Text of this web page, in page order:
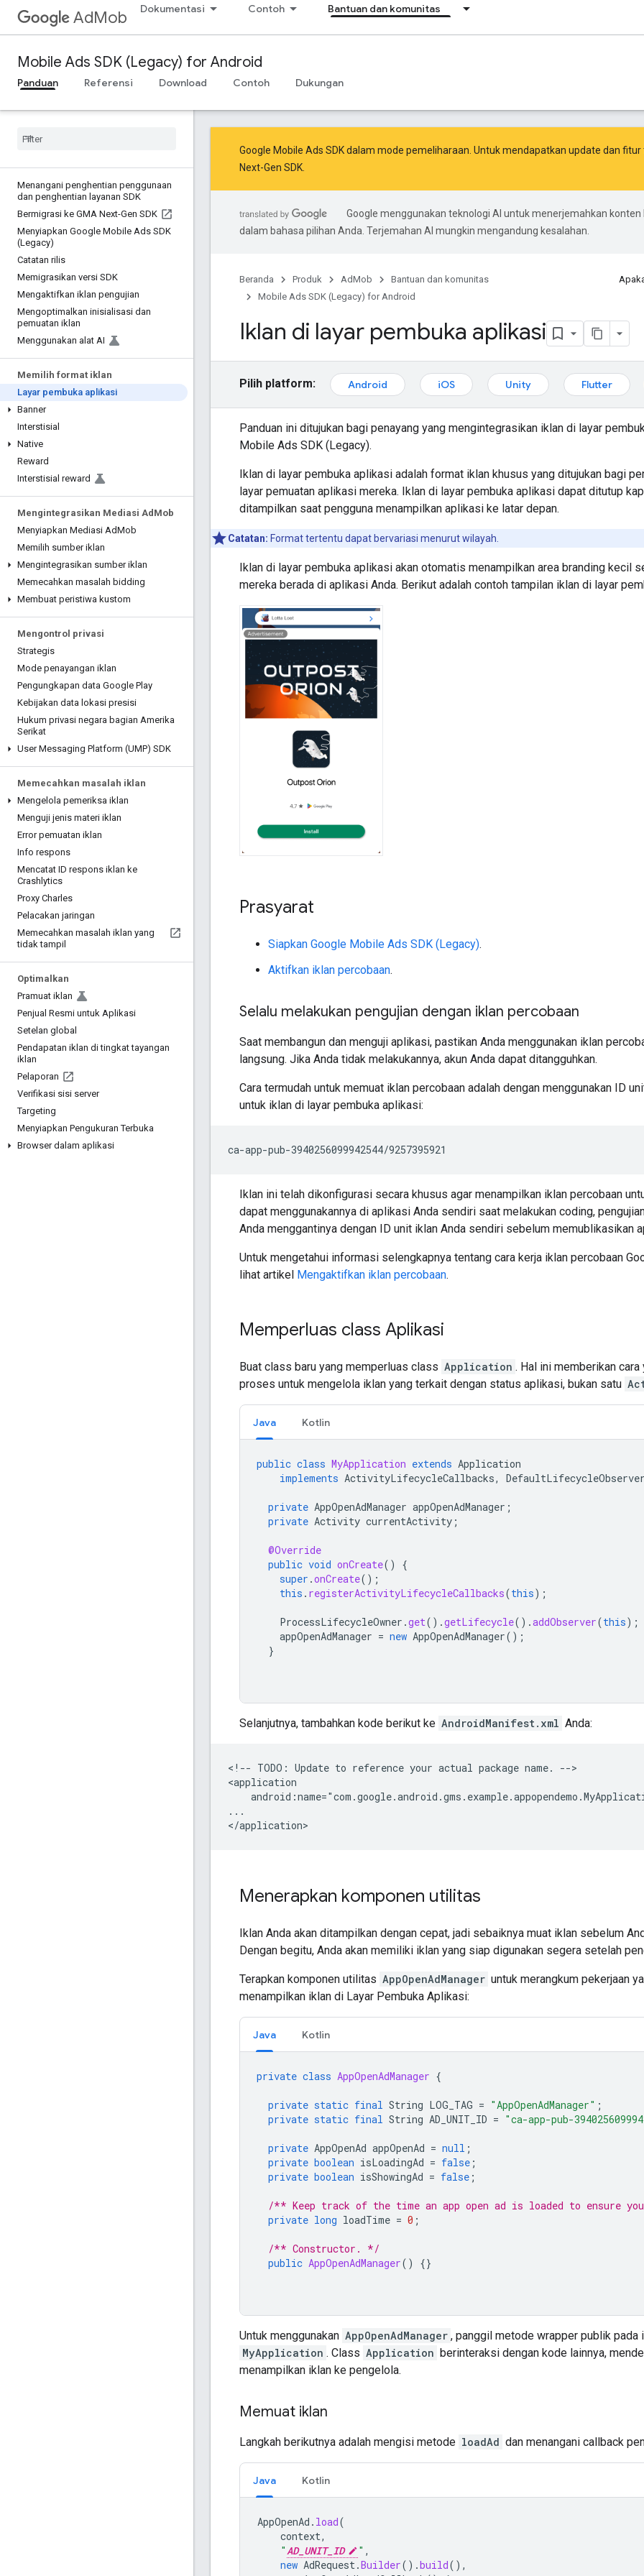
AdMob Dokumentasi Contoh Bantuan dan komunitas
Mobile Ads SDK (Legacy) for Android
Panduan Referensi Download Contoh Dukungan
Menangani penghentian penggunaan
dan penghentian layanan SDK
Bermigrasi ke GMA Next-Gen SDK
Menyiapkan Google Mobile Ads SDK
(Legacy)
Catatan rilis
Memigrasikan versi SDK
Mengaktifkan iklan pengujian
Mengoptimalkan inisialisasi dan
pemuatan iklan
Menggunakan alat AI
Memilih format iklan
Layar pembuka aplikasi
Banner
Interstisial
Native
Reward
Interstisial reward
Mengintegrasikan Mediasi Ad Mob
Menyiapkan Mediasi AdMob
Memilih sumber iklan
Mengintegrasikan sumber iklan
Memecahkan masalah bidding
Membuat peristiwa kustom
Mengontrol privasi
Strategis
Mode penayangan iklan
Pengungkapan data Google Play
Kebijakan data lokasi presisi
Hukum privasi negara bagian Amerika
Serikat
User Messaging Platform (UMP) SDK
Memecahkan masalah iklan
Mengelola pemeriksa iklan
Menguji jenis materi iklan
Error pemuatan iklan
Info respons
Mencatat ID respons iklan ke
Crashlytics
Proxy Charles
Pelacakan jaringan
Memecahkan masalah iklan yang
tidak tampil
Optimalkan
Pramuat iklan
Penjual Resmi untuk Aplikasi
Setelan global
Pendapatan iklan di tingkat tayangan
iklan
Pelaporan
Verifikasi sisi server
Targeting
Menyiapkan Pengukuran Terbuka
Browser dalam aplikasi
Google Mobile Ads SDK dalam mode pemeliharaan. Untuk mendapatkan update dan fitur
Next-Gen SDK
Google menggunakan teknologi AI untuk menerjemahkan konten
dalam bahasa pilihan Anda. Terjemahan AI mungkin mengandung kesalahan.
Beranda Produk AdMob
Bantuan dan komunitas
Mobile Ads SDK (Legacy) for Android
Iklan di layar pembuka aplikasi
Pilih platform: Android iOS Unity Flutter
Panduan ini ditujukan bagi penayang yang mengintegrasikan iklan di layar
Mobile Ads SDK (Legacy).
Iklan di layar pembuka aplikasi adalah format iklan khusus yang ditujukan bagi
layar pemuatan aplikasi mereka. Iklan di layar pembuka aplikasi dapat ditutup
ditampilkan saat pengguna menampilkan aplikasi ke latar depan.
Catatan: Format tertentu dapat bervariasi menurut wilayah.
Iklan di layar pembuka aplikasi akan otomatis menampilkan area branding kecil
mereka berada di aplikasi Anda. Berikut adalah contoh tampilan iklan di layar
Prasyarat
Siapkan Google Mobile Ads SDK (Legacy).
Aktifkan iklan percobaan.
Selalu melakukan pengujian dengan iklan percobaan
Saat membangun dan menguji aplikasi, pastikan Anda menggunakan iklan
langsung. Jika Anda tidak melakukannya, akun Anda dapat ditangguhkan.
Cara termudah untuk memuat iklan percobaan adalah dengan menggunakan ID
untuk iklan di layar pembuka aplikasi:
Iklan ini telah dikonfigurasi secara khusus agar menampilkan iklan percobaan
dapat menggunakannya di aplikasi Anda sendiri saat melakukan coding,
Anda menggantinya dengan ID unit iklan Anda sendiri sebelum memublikasikan
Untuk mengetahui informasi selengkapnya tentang cara kerja iklan percobaan
lihat artikel Mengaktifkan iklan percobaan.
Memperluas class Aplikasi
Buat class baru yang memperluas class Application . Hal ini memberikan
proses untuk mengelola iklan yang terkait dengan status aplikasi, bukan satu
Java Kotlin
public class MyApplication extends Application
implements ActivityLifecycleCallbacks, DefaultLifecycleObserver
private AppOpenAdManager appOpenAdManager ;
private Activity currentActivity ;
@Override
public void onCreate()
{
super .onCreate();
this . registerActivityLifecycleCallbacks(this);
ProcessLifecycleOwner .get().getLifecycle().addObserver(this);
appOpenAdManager = new AppOpenAdManager();
}
Selanjutnya, tambahkan kode berikut ke AndroidManifest.xml Anda:
<!-- TODO: Update to reference your actual package name.
-->
...
Menerapkan komponen utilitas
Iklan Anda akan ditampilkan dengan cepat, jadi sebaiknya muat iklan sebelum
Dengan begitu, Anda akan memiliki iklan yang siap digunakan segera setelah
Terapkan komponen utilitas AppOpenAdManager untuk merangkum pekerjaan
menampilkan iklan di Layar Pembuka Aplikasi:
Java Kotlin
private class AppOpenAdManager {
private static final String LOG_TAG = "AppOpenAdManager" ;
private static final String AD_UNIT_ID = "ca-app-pub-
private AppOpenAd appOpenAd = null ;
private boolean isLoadingAd = false ;
private boolean isShowingAd = false ;
/** Keep track of the time an app open ad is loaded to ensure
private long loadTime = 0 ;
/** Constructor. */
public AppOpenAdManager()
{}
Untuk menggunakan AppOpenAdManager , panggil metode wrapper publik pada
MyApplication . Class Application berinteraksi dengan kode lainnya,
menampilkan iklan ke pengelola.
Memuat iklan
Langkah berikutnya adalah mengisi metode loadAd dan menangani callback
Java Kotlin
AppOpenAd . load(
context,
"AD_UNIT_ID " ,
new AdRequest.Builder().build(),